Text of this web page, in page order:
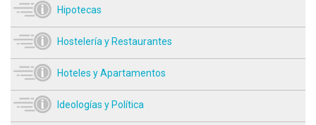
Hipotecas
Hostelería y Restaurantes
Hoteles y Apartamentos
Ideologías y Política